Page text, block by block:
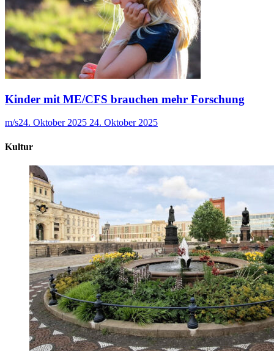
Kinder mit ME/CFS brauchen mehr Forschung
m/s24. Oktober 2025 24. Oktober 2025
Kultur